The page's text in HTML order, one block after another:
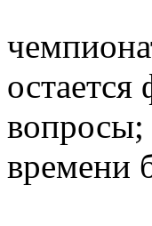
вопросы;
времени